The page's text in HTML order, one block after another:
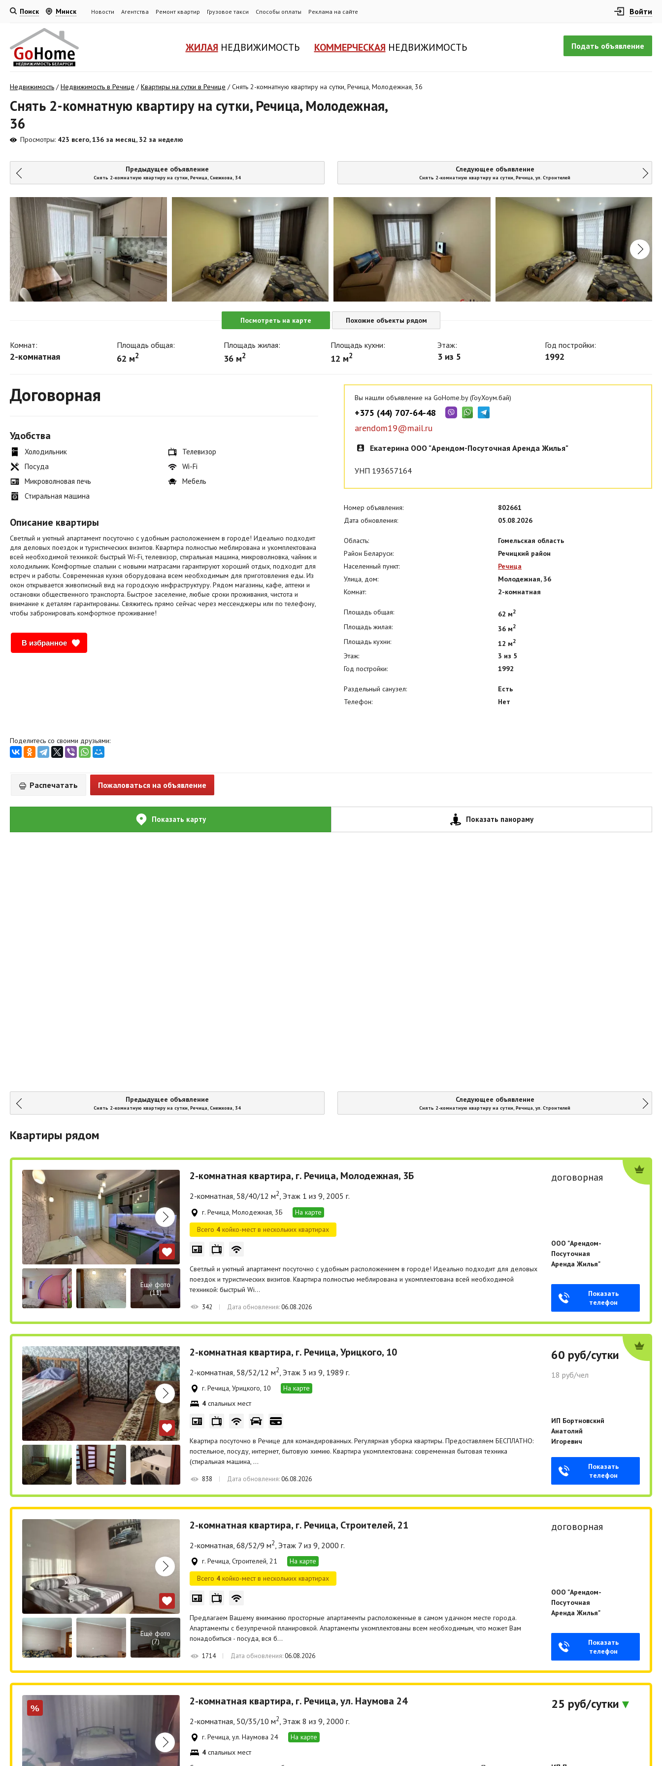
Поиск Минск Новости Агентства Ремонт квартир Грузовое такси Способы оплаты Реклама на сайте Войти
Подать объявление
ЖИЛАЯ НЕДВИЖИМОСТЬ КОММЕРЧЕСКАЯ НЕДВИЖИМОСТЬ
Недвижимость /Недвижимость в Речице /Квартиры на сутки в Речице /Снять 2-комнатную квартиру на сутки, Речица, Молодежная, 36
Снять 2-комнатную квартиру на сутки, Речица, Молодежная,
36
Просмотры: 423 всего, 136 за месяц, 32 за неделю
Предыдущее объявление
Снять 2-комнатную квартиру на сутки, Речица, Снежкова, 34
Следующее объявление
Снять 2-комнатную квартиру на сутки, Речица, ул. Строителей
Посмотреть на карте Похожие объекты рядом
Комнат:
2-комнатная
Площадь общая:
62 м2
Площадь жилая:
36 м2
Площадь кухни:
12 м2
Этаж:
3 из 5
Год постройки:
1992
Договорная
Удобства
Холодильник
Посуда
Микроволновая печь
Стиральная машина
Телевизор
Wi-Fi
Мебель
Описание квартиры
Светлый и уютный апартамент посуточно с удобным расположением в городе! Идеально подходит
для деловых поездок и туристических визитов. Квартира полностью меблирована и укомплектована
всей необходимой техникой: быстрый Wi-Fi, телевизор, стиральная машина, микроволновка, чайник и
холодильник. Комфортные спальни с новыми матрасами гарантируют хороший отдых, подходит для
встреч и работы. Современная кухня оборудована всем необходимым для приготовления еды. Из
окон открывается живописный вид на городскую инфраструктуру. Рядом магазины, кафе, аптеки и
остановки общественного транспорта. Быстрое заселение, любые сроки проживания, чистота и
внимание к деталям гарантированы. Свяжитесь прямо сейчас через мессенджеры или по телефону,
чтобы забронировать комфортное проживание!
В избранное
Вы нашли объявление на GoHome.by (ГоуХоум.бай)
+375 (44) 707-64-48
arendom19@mail.ru
Екатерина ООО "Арендом-Посуточная Аренда Жилья"
УНП 193657164
Номер объявления:
802661
Дата обновления:
05.08.2026
Область:
Гомельская область
Район Беларуси:
Речицкий район
Населенный пункт:
Речица
Улица, дом:
Молодежная, 36
Комнат:
2-комнатная
Площадь общая: 62 м2
Площадь жилая: 36 м2
Площадь кухни: 12 м2
Этаж:
3 из 5
Год постройки:
1992
Раздельный санузел:
Есть
Телефон:
Нет
Поделитесь со своими друзьями:
Распечатать Пожаловаться на объявление
Показать карту Показать панораму
Предыдущее объявление
Снять 2-комнатную квартиру на сутки, Речица, Снежкова, 34
Следующее объявление
Снять 2-комнатную квартиру на сутки, Речица, ул. Строителей
Квартиры рядом
Ещё фото
(11)
2-комнатная квартира, г. Речица, Молодежная, 3Б
2-комнатная, 58/40/12 м2, Этаж 1 из 9, 2005 г.
г. Речица, Молодежная, 3Б
На карте
Всего 4 койко-мест в нескольких квартирах
Светлый и уютный апартамент посуточно с удобным расположением в городе! Идеально подходит для деловых
поездок и туристических визитов. Квартира полностью меблирована и укомплектована всей необходимой
техникой: быстрый Wi…
342 Дата обновления:06.08.2026
договорная
ООО "Арендом-
Посуточная
Аренда Жилья"
Показать
телефон
2-комнатная квартира, г. Речица, Урицкого, 10
2-комнатная, 58/52/12 м2, Этаж 3 из 9, 1989 г.
г. Речица, Урицкого, 10
На карте
4 спальных мест
Квартира посуточно в Речице для командированных. Регулярная уборка квартиры. Предоставляем БЕСПЛАТНО:
постельное, посуду, интернет, бытовую химию. Квартира укомплектована: современная бытовая техника
(стиральная машина, …
838 Дата обновления:06.08.2026
60 руб/сутки
18 руб/чел
ИП Бортновский
Анатолий
Игоревич
Показать
телефон
Ещё фото
(7)
2-комнатная квартира, г. Речица, Строителей, 21
2-комнатная, 68/52/9 м2, Этаж 7 из 9, 2000 г.
г. Речица, Строителей, 21
На карте
Всего 4 койко-мест в нескольких квартирах
Предлагаем Вашему вниманию просторные апартаменты расположенные в самом удачном месте города.
Апартаменты с безупречной планировкой. Апартаменты укомплектованы всем необходимым, что может Вам
понадобиться - посуда, вся б…
1714 Дата обновления:06.08.2026
договорная
ООО "Арендом-
Посуточная
Аренда Жилья"
Показать
телефон
%
2-комнатная квартира, г. Речица, ул. Наумова 24
2-комнатная, 50/35/10 м2, Этаж 8 из 9, 2000 г.
г. Речица, ул. Наумова 24
На карте
4 спальных мест
25 руб/сутки